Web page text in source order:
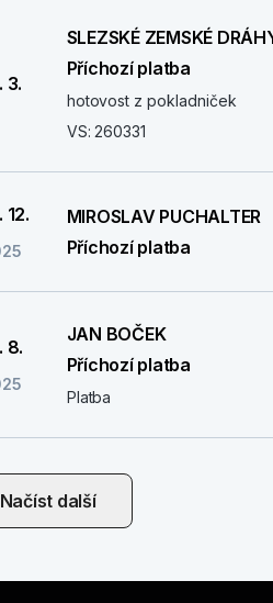
3.
SLEZSKÉ ZEMSKÉ
Příchozí platba
hotovost z pokladniček
VS: 260331
12.
MIROSLAV PUCHALTER
Příchozí platba
8.
JAN BOČEK
Příchozí platba
Platba
Načíst další